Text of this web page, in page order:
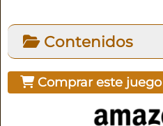
Contenidos
Comprar este juego